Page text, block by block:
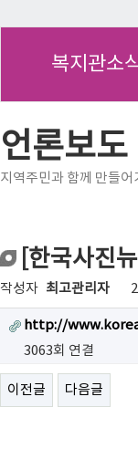
복지관소
언론보도
지역주민과 함께 만들어
[한국사진
작성자 최고관리자
http://
3063회 연결
이전글 다음글